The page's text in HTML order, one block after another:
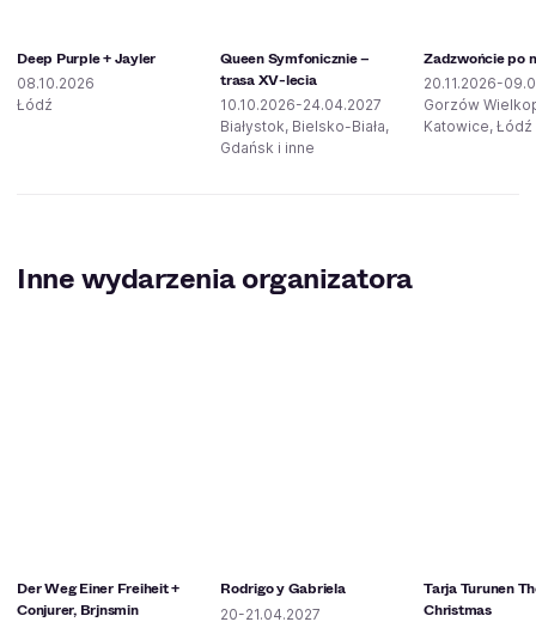
Deep Purple + Jayler
08.10.2026
Łódź
Queen Symfonicznie –
trasa XV-lecia
10.10.2026-24.04.2027
Białystok, Bielsko-Biała,
Gdańsk i inne
Zadzwońcie po
20.11.2026-
Gorzów
Katowice, Łódź
Inne wydarzenia organizatora
Der Weg Einer Freiheit +
Conjurer, Brjnsmin
Rodrigo y Gabriela
20-21.04.2027
Tarja Turunen
Christmas